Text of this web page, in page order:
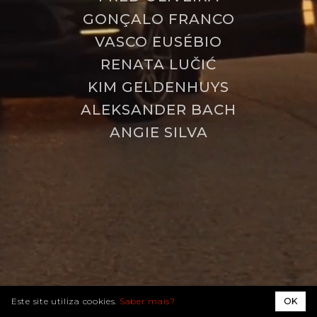
PEDRO PINTO
FRED OLIVEIRA
GONÇALO FRANCO
VASCO EUSÉBIO
RENATA LUČIĆ
KIM GELDENHUYS
ALEKSANDER BACH
ANGIE SILVA
Este site utiliza cookies. Saber mais? OK